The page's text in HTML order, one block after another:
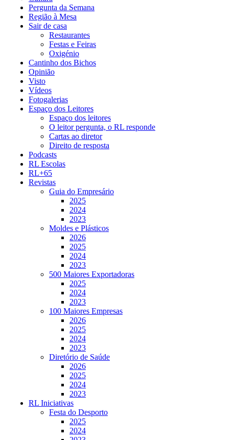
Pergunta da Semana
Região à Mesa
Sair de casa
Restaurantes
Festas e Feiras
Oxigénio
Cantinho dos Bichos
Opinião
Visto
Vídeos
Fotogalerias
Espaço dos Leitores
Espaço dos leitores
O leitor pergunta, o RL responde
Cartas ao diretor
Direito de resposta
Podcasts
RL Escolas
RL+65
Revistas
Guia do Empresário
2025
2024
2023
Moldes e Plásticos
2026
2025
2024
2023
500 Maiores Exportadoras
2025
2024
2023
100 Maiores Empresas
2026
2025
2024
2023
Diretório de Saúde
2026
2025
2024
2023
RL Iniciativas
Festa do Desporto
2025
2024